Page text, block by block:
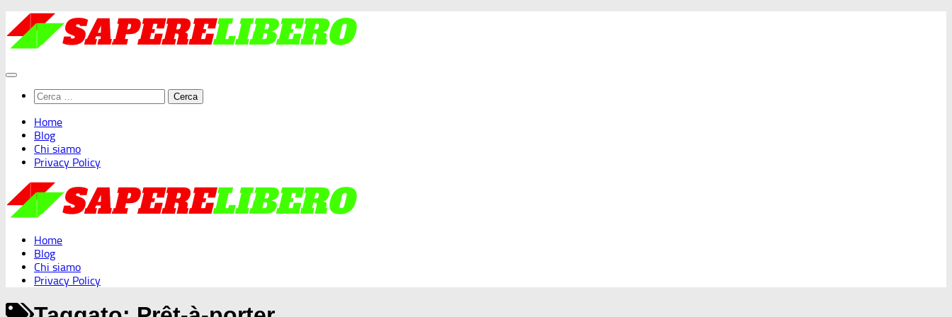
Salta
al
contenuto
Ricerca
per:
Home
Blog
Chi siamo
Privacy Policy
Home
Blog
Chi siamo
Privacy Policy